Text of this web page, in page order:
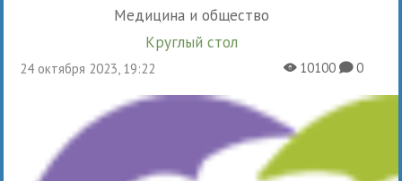
Медицина и общество
Круглый стол
24 октября 2023, 19:22 X10100K0